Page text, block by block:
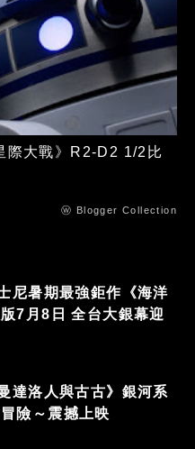
際大戰》R2-D2 1/2比
ⓦ Blogger Collection
尼暑期最強鉅作《海洋
7月8日 全台大銀幕迎
達洛人與古古》銀河系
險～震撼上映